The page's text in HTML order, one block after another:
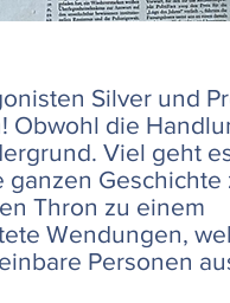
Silver und
Obwohl die
Viel geht
ganzen Geschichte
Thron zu einem
Wendungen,
Personen